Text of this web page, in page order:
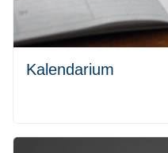
Kalendarium